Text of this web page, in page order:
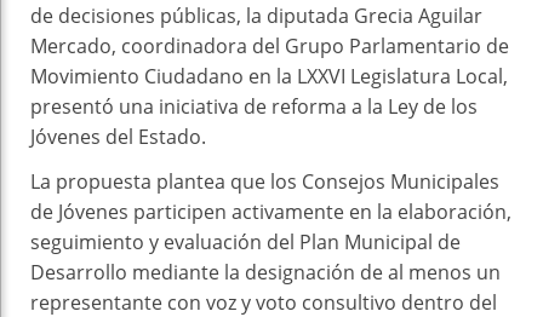
de decisiones públicas, la diputada Grecia Aguilar
Mercado, coordinadora del Grupo Parlamentario de
Movimiento Ciudadano en la LXXVI Legislatura Local,
presentó una iniciativa de reforma a la Ley de los
Jóvenes del Estado.
La propuesta plantea que los Consejos Municipales
de Jóvenes participen activamente en la elaboración,
seguimiento y evaluación del Plan Municipal de
Desarrollo mediante la designación de al menos un
representante con voz y voto consultivo dentro del